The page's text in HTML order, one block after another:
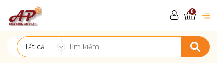
Tất cả
0